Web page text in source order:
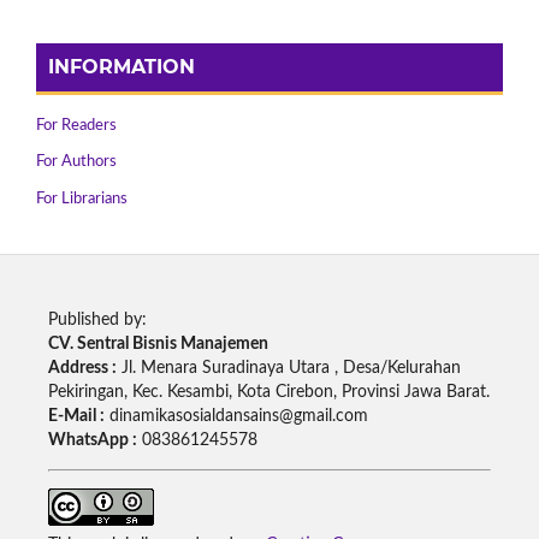
INFORMATION
For Readers
For Authors
For Librarians
Published by:
CV. Sentral Bisnis Manajemen
Address : Jl. Menara Suradinaya Utara , Desa/Kelurahan
Pekiringan, Kec. Kesambi, Kota Cirebon, Provinsi Jawa Barat.
E-Mail : dinamikasosialdansains@gmail.com
WhatsApp : 083861245578